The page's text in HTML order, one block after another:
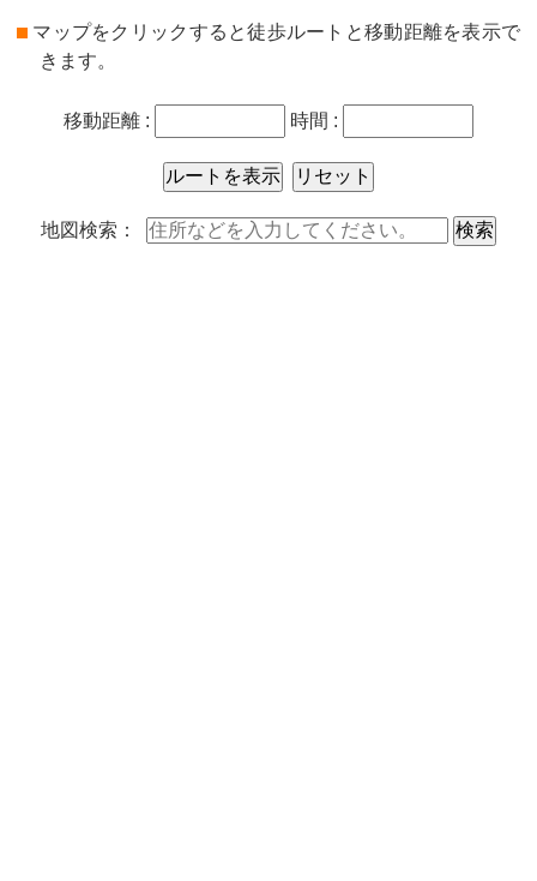
マップをクリックすると徒歩ルートと移動距離を表示で
きます。
移動距離 : 時間 :
地図検索：